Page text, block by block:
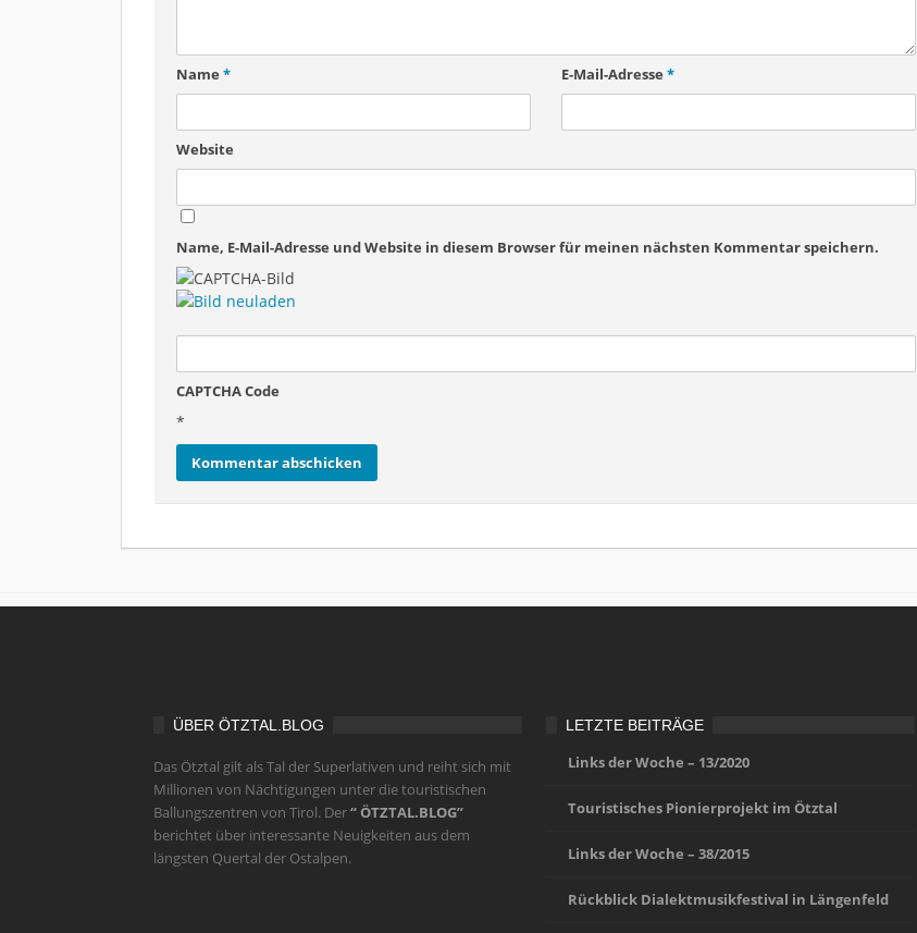
Name * E-Mail-Adresse *
Website
Name, E-Mail-Adresse und Website in diesem Browser für meinen nächsten Kommentar speichern.
CAPTCHA Code
*
ÜBER ÖTZTAL.BLOG
Das Ötztal gilt als Tal der Superlativen und reiht sich mit
Millionen von Nächtigungen unter die touristischen
Ballungszentren von Tirol. Der“ ÖTZTAL.BLOG”
berichtet über interessante Neuigkeiten aus dem
längsten Quertal der Ostalpen.
LETZTE BEITRÄGE
Links der Woche – 13/2020
Touristisches Pionierprojekt im Ötztal
Links der Woche – 38/2015
Rückblick Dialektmusikfestival in Längenfeld